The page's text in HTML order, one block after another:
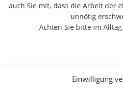
Einwilligung
auch Sie mit, dass die Arbeit der
unnötig
Achten Sie bitte im Alltag